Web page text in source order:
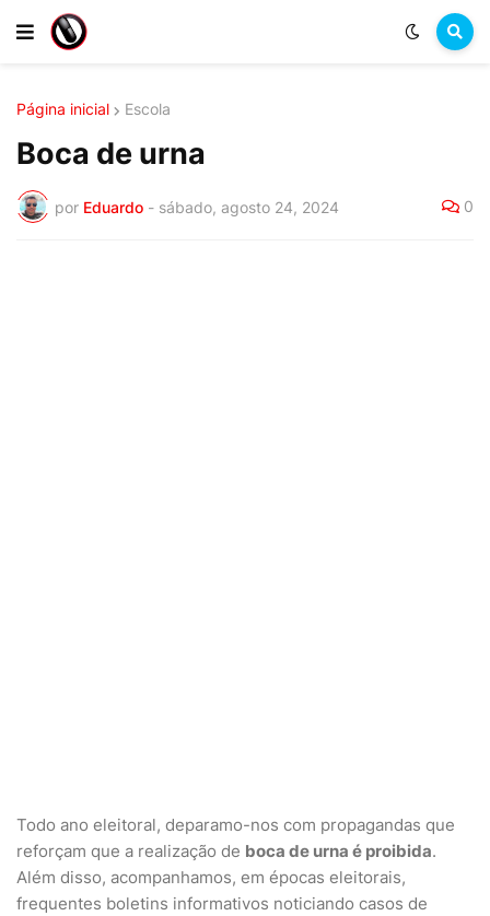
Página inicial Escola
Boca de urna
por Eduardo - sábado, agosto 24, 2024 0
Todo ano eleitoral, deparamo-nos com propagandas que
reforçam que a realização de boca de urna é proibida.
Além disso, acompanhamos, em épocas eleitorais,
frequentes boletins informativos noticiando casos de